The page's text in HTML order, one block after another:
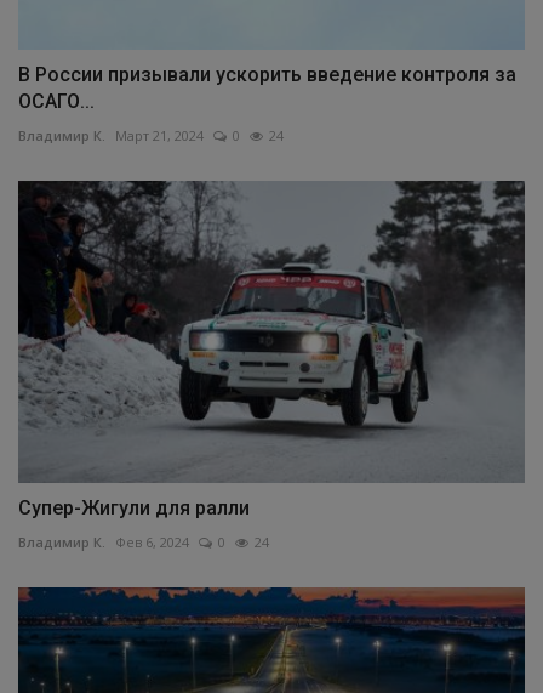
В России призывали ускорить введение контроля за
ОСАГО...
Владимир К. Март 21, 2024 0 24
Супер-Жигули для ралли
Владимир К. Фев 6, 2024 0 24